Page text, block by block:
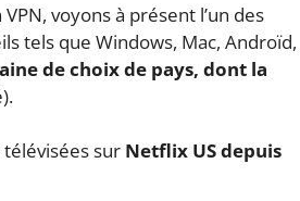
voyons à présent l’un des
tels que Windows, Mac, Androïd,
de choix de pays, dont la
sur Netflix US depuis